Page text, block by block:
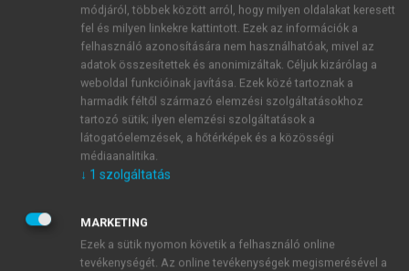
Az interakció és ennek alapján az üzleti kapcsolat
önálló szubsztanciaként való értelmezése a
térbeliség szerepének vizsgálatát is fontossá teszi.
Az interaktív tartalomból következően minden egyedi
interakciós folyamat relatív térbeli helyzete,
kiterjedése is jelentőséggel bír. Minden interakció
hatással van arra, hogy a szereplők, erőforrások és
tevékenységek egymáshoz képest hogyan
helyezkednek el (
Henders, 1992
másokhoz viszonyított relatív pozíciója a térben
befolyással bír számos további térbeli jellemzőre is,
módjáról, többek között arról, hogy milyen oldalakat keresett
fel és milyen linkekre kattintott. Ezek az információk a
felhasználó azonosítására nem használhatóak, mivel az
adatok összesítettek és anonimizáltak. Céljuk kizárólag a
weboldal funkcióinak javítása. Ezek közé tartoznak a
harmadik féltől származó elemzési szolgáltatásokhoz
tartozó sütik; ilyen elemzési szolgáltatások a
látogatóelemzések, a hőtérképek és a közösségi
médiaanalitika.
↓ 1 szolgáltatás
MARKETING
Ezek a sütik nyomon követik a felhasználó online
tevékenységét. Az online tevékenységek megismerésével a